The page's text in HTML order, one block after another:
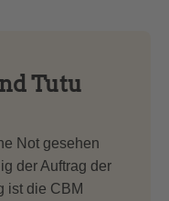
Tutu
Not gesehen
der Auftrag der
ist die CBM